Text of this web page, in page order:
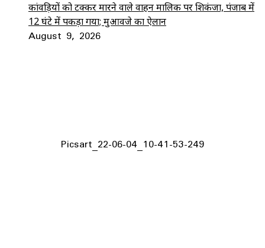
कांवड़ियों को टक्कर मारने वाले वाहन मालिक पर शिकंजा, पंजाब में
12 घंटे में पकड़ा गया; मुआवजे का ऐलान
August 9, 2026
Picsart_22-06-04_10-41-53-249